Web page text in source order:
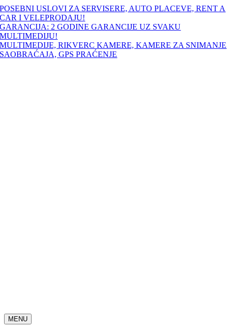
Skip
to
content
POSEBNI USLOVI ZA SERVISERE, AUTO PLACEVE, RENT A
CAR I VELEPRODAJU!
GARANCIJA: 2 GODINE GARANCIJE UZ SVAKU
MULTIMEDIJU!
MULTIMEDIJE, RIKVERC KAMERE, KAMERE ZA SNIMANJE
SAOBRAĆAJA, GPS PRAĆENJE
MENU